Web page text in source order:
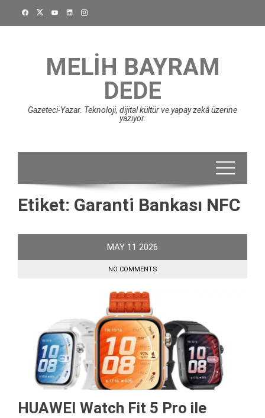
MELIH BAYRAM
DEDE
Gazeteci-Yazar. Teknoloji, dijital kültür ve yapay zekâ üzerine
yazıyor.
Etiket: Garanti Bankası NFC
MAY 11 2026
NO COMMENTS
HUAWEI Watch Fit 5 Pro ile